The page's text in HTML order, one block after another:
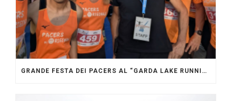
GRANDE FESTA DEI PACERS AL “GARDA LAKE RUNNING FESTIVAL”